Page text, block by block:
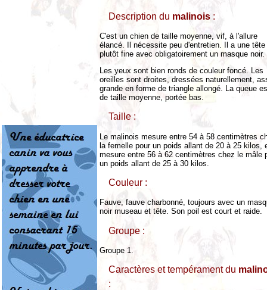
Description du malinois :
C'est un chien de taille moyenne, vif, à l'allure
élancé. Il nécessite peu d'entretien. Il a une tête
plutôt fine avec obligatoirement un masque noir.
Les yeux sont bien ronds de couleur foncé. Les
oreilles sont droites, dressées naturellement,
grande en forme de triangle allongé. La queue
de taille moyenne, portée bas.
Taille :
Le malinois mesure entre 54 à 58 centimètres
la femelle pour un poids allant de 20 à 25 kilos,
mesure entre 56 à 62 centimètres chez le mâle
un poids allant de 25 à 30 kilos.
Couleur :
Fauve, fauve charbonné, toujours avec un
noir museau et tête. Son poil est court et raide.
Groupe :
Groupe 1.
Caractères et tempérament du
: